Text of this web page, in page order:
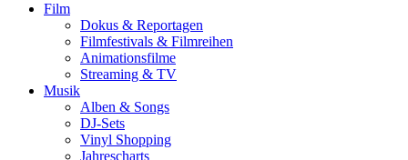
Film
Dokus & Reportagen
Filmfestivals & Filmreihen
Animationsfilme
Streaming & TV
Musik
Alben & Songs
DJ-Sets
Vinyl Shopping
Jahrescharts